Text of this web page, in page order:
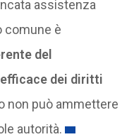
assistenza
comune è
del
dei diritti
non può ammettere
autorità.